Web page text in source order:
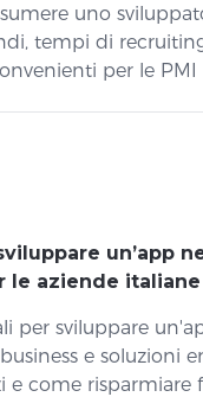
uno
tempi di
per le PMI
un’app
le aziende italiane
per sviluppare
e soluzioni
e come risparmiare